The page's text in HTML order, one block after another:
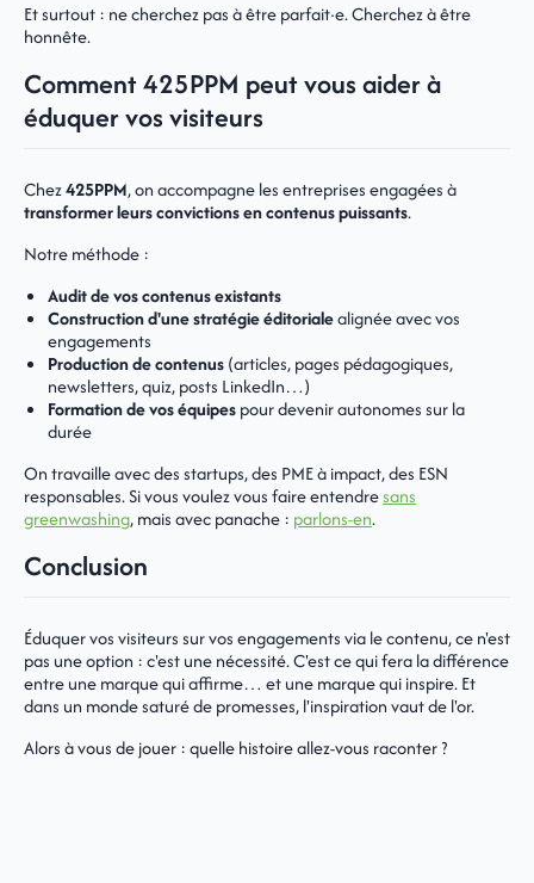
Et surtout : ne cherchez pas à être parfait·e. Cherchez à être
honnête.
Comment 425PPM peut vous aider à
éduquer vos visiteurs
Chez425PPM, on accompagne les entreprises engagées à
transformer leurs convictions en contenus puissants.
Notre méthode :
Audit de vos contenus existants
Construction d'une stratégie éditorialealignée avec vos
engagements
Production de contenus(articles, pages pédagogiques,
newsletters, quiz, posts LinkedIn…)
Formation de vos équipespour devenir autonomes sur la
durée
On travaille avec des startups, des PME à impact, des ESN
responsables. Si vous voulez vous faire entendresans
greenwashing, mais avec panache : parlons-en.
Conclusion
Éduquer vos visiteurs sur vos engagements via le contenu, ce n'est
pas une option : c'est une nécessité. C'est ce qui fera la différence
entre une marque qui affirme… et une marque qui inspire. Et
dans un monde saturé de promesses, l'inspiration vaut de l'or.
Alors à vous de jouer : quelle histoire allez-vous raconter ?